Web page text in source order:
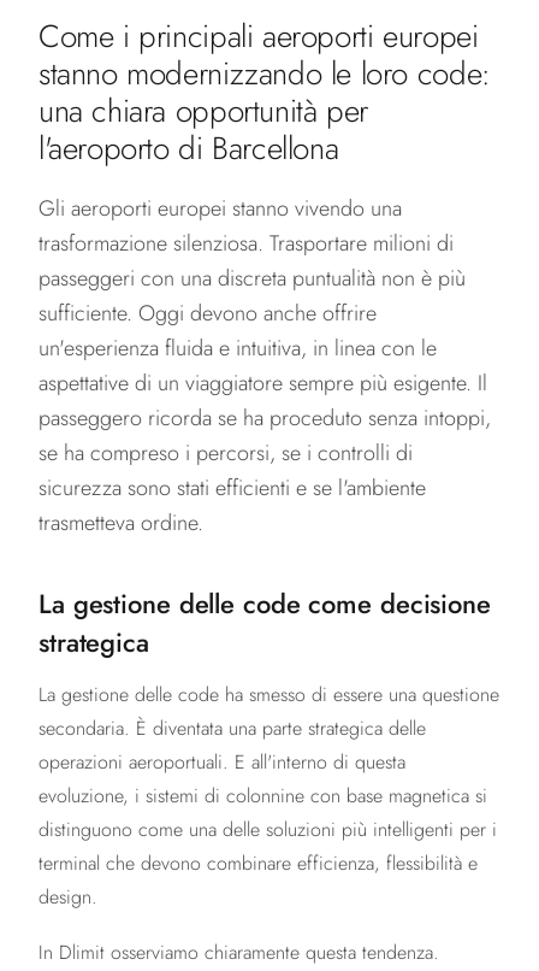
Come i principali aeroporti europei
stanno modernizzando le loro code:
una chiara opportunità per
l'aeroporto di Barcellona
Gli aeroporti europei stanno vivendo una
trasformazione silenziosa. Trasportare milioni di
passeggeri con una discreta puntualità non è più
sufficiente. Oggi devono anche offrire
un'esperienza fluida e intuitiva, in linea con le
aspettative di un viaggiatore sempre più esigente. Il
passeggero ricorda se ha proceduto senza intoppi,
se ha compreso i percorsi, se i controlli di
sicurezza sono stati efficienti e se l'ambiente
trasmetteva ordine.
La gestione delle code come decisione
strategica
La gestione delle code ha smesso di essere una questione
secondaria. È diventata una parte strategica delle
operazioni aeroportuali. E all'interno di questa
evoluzione, i sistemi di colonnine con base magnetica si
distinguono come una delle soluzioni più intelligenti per i
terminal che devono combinare efficienza, flessibilità e
design.
In Dlimit osserviamo chiaramente questa tendenza.